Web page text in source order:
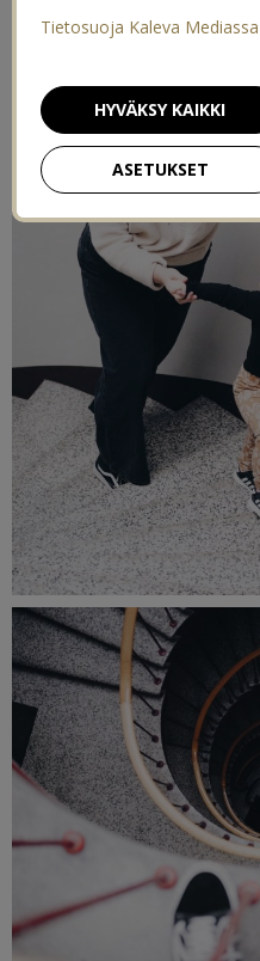
Tietosuoja Kaleva Mediassa
ASETUKSET
HYVÄKSY KAIKKI